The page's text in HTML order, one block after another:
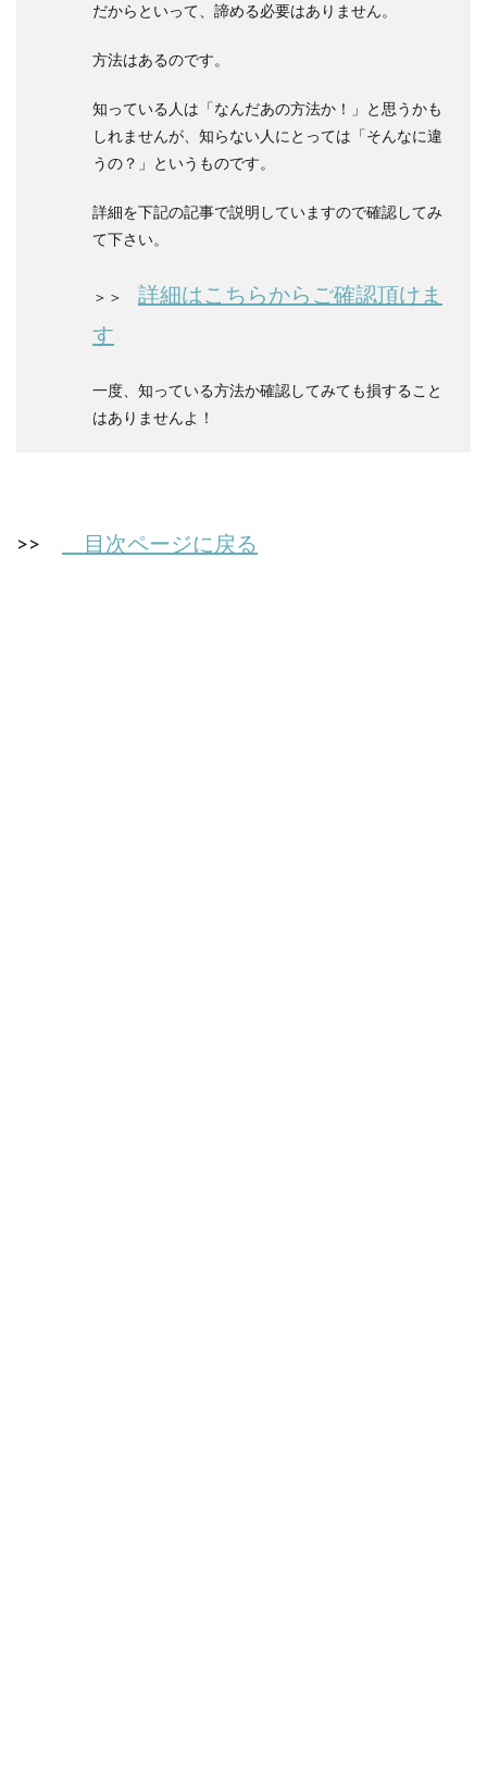
だからといって、諦める必要はありません。
方法はあるのです。
知っている人は「なんだあの方法か！」と思うかも
しれませんが、知らない人にとっては「そんなに違
うの？」というものです。
詳細を下記の記事で説明していますので確認してみ
て下さい。
＞＞ 詳細はこちらからご確認頂けま
す
一度、知っている方法か確認してみても損すること
はありませんよ！
>> 目次ページに戻る